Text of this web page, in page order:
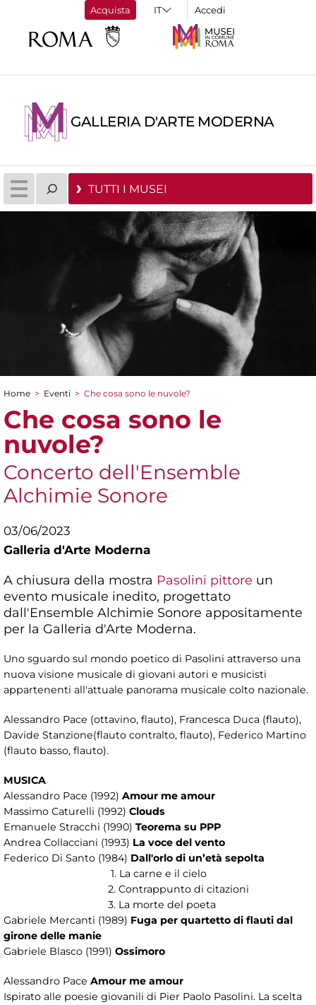
Acquista Accedi
GALLERIA D'ARTE MODERNA
TUTTI I MUSEI
Tu sei qui
Home > Eventi > Che cosa sono le nuvole?
Che cosa sono le
nuvole?
Concerto dell'Ensemble
Alchimie Sonore
03/06/2023
Galleria d'Arte Moderna
A chiusura della mostra Pasolini pittore un
evento musicale inedito, progettato
dall'Ensemble Alchimie Sonore appositamente
per la Galleria d'Arte Moderna.
Uno sguardo sul mondo poetico di Pasolini attraverso una
nuova visione musicale di giovani autori e musicisti
appartenenti all'attuale panorama musicale colto nazionale.
Alessandro Pace (ottavino, flauto), Francesca Duca (flauto),
Davide Stanzione(flauto contralto, flauto), Federico Martino
(flauto basso, flauto).
MUSICA
Alessandro Pace (1992) Amour me amour
Massimo Caturelli (1992) Clouds
Emanuele Stracchi (1990) Teorema su PPP
Andrea Collacciani (1993) La voce del vento
Federico Di Santo (1984) Dall'orlo di un’età sepolta
1. La carne e il cielo
2. Contrappunto di citazioni
3. La morte del poeta
Gabriele Mercanti (1989) Fuga per quartetto di flauti dal
girone delle manie
Gabriele Blasco (1991) Ossimoro
Alessandro Pace Amour me amour
Ispirato alle poesie giovanili di Pier Paolo Pasolini. La scelta